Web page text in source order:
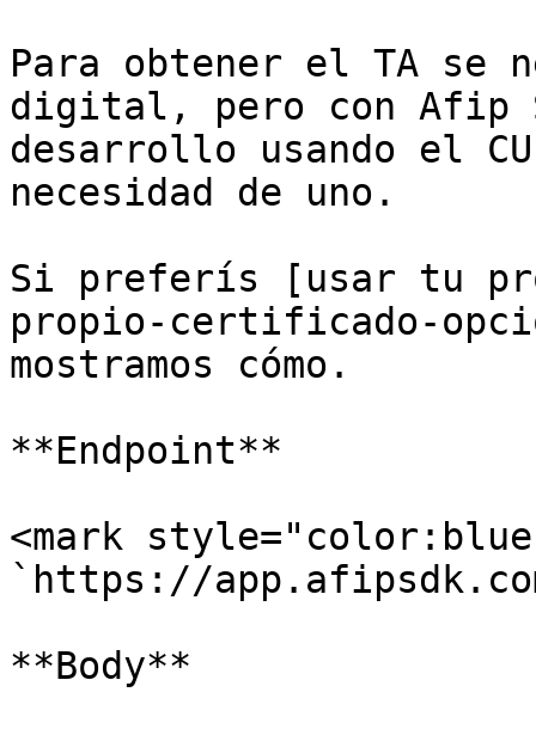
Para obtener el TA se
digital, pero con Afip
desarrollo usando el
necesidad de uno.
Si preferís [usar tu
propio-certificado-
mostramos cómo.
**Endpoint**
<mark
`https://
**Body**